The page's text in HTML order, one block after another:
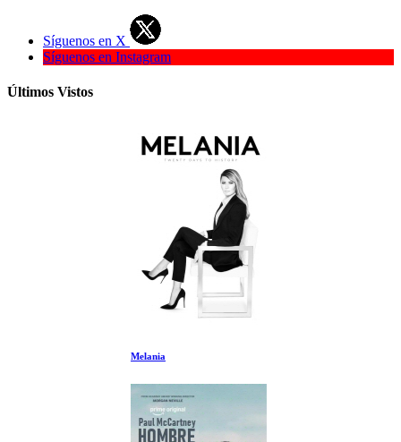
Síguenos en X
Síguenos en Instagram
Últimos Vistos